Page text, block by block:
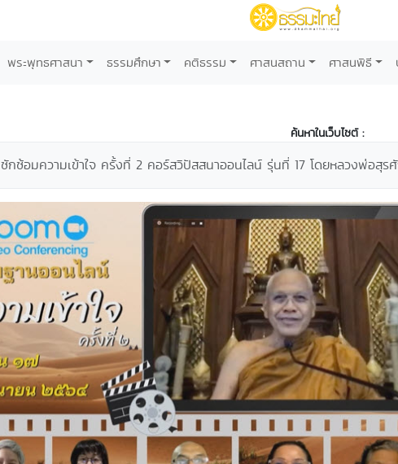
พระพุทธศาสนา ธรรมศึกษา คติธรรม ศาสนสถาน ศาสนพิธี
ค้นหาในเว็บไซต์ :
ซักซ้อมความเข้าใจ ครั้งที่ 2 คอร์สวิปัสสนาออนไลน์ รุ่นที่ 17 โดยหลวงพ่อสุร